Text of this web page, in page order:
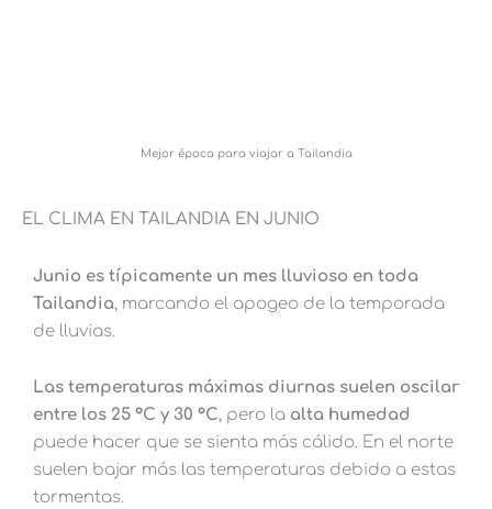
Mejor época para viajar a Tailandia
EL CLIMA EN TAILANDIA EN JUNIO
Junio es típicamente un mes lluvioso en toda
Tailandia, marcando el apogeo de la temporada
de lluvias.
Las temperaturas máximas diurnas suelen oscilar
entre los 25 °C y 30 °C, pero la alta humedad
puede hacer que se sienta más cálido. En el norte
suelen bajar más las temperaturas debido a estas
tormentas.